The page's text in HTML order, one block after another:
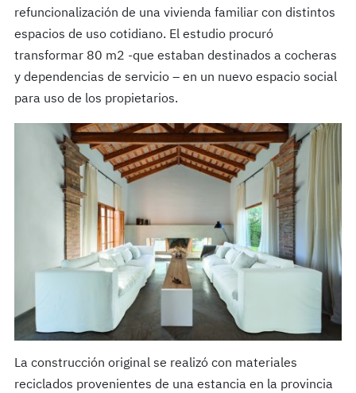
refuncionalización de una vivienda familiar con distintos
espacios de uso cotidiano. El estudio procuró
transformar 80 m2 -que estaban destinados a cocheras
y dependencias de servicio – en un nuevo espacio social
para uso de los propietarios.
La construcción original se realizó con materiales
reciclados provenientes de una estancia en la provincia